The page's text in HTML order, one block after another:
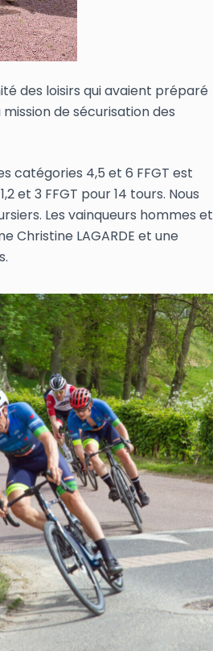
des loisirs qui avaient préparé
de sécurisation des
catégories 4,5 et 6 FFGT est
et 3 FFGT pour 14 tours. Nous
Les vainqueurs hommes et
LAGARDE et une